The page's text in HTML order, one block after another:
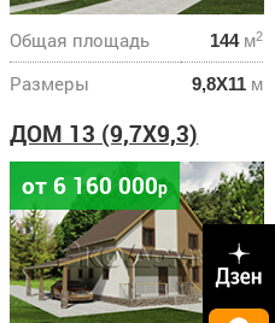
Общая площадь 144м2
Размеры 9,8Х11 м
ДОМ 13 (9,7X9,3)
от 6 160 000р